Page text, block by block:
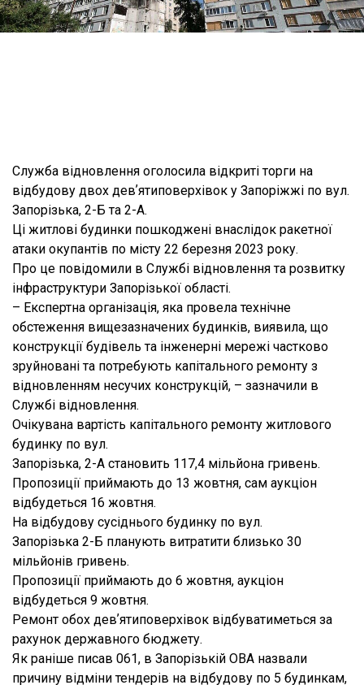
Служба відновлення оголосила відкриті торги на
відбудову двох девʼятиповерхівок у Запоріжжі по вул.
Запорізька, 2-Б та 2-А.
Ці житлові будинки пошкоджені внаслідок ракетної
атаки окупантів по місту 22 березня 2023 року.
Про це повідомили в Службі відновлення та розвитку
інфраструктури Запорізької області.
– Експертна організація, яка провела технічне
обстеження вищезазначених будинків, виявила, що
конструкції будівель та інженерні мережі частково
зруйновані та потребують капітального ремонту з
відновленням несучих конструкцій, – зазначили в
Службі відновлення.
Очікувана вартість капітального ремонту житлового
будинку по вул.
Запорізька, 2-А становить 117,4 мільйона гривень.
Пропозиції приймають до 13 жовтня, сам аукціон
відбудеться 16 жовтня.
На відбудову сусіднього будинку по вул.
Запорізька 2-Б планують витратити близько 30
мільйонів гривень.
Пропозиції приймають до 6 жовтня, аукціон
відбудеться 9 жовтня.
Ремонт обох девʼятиповерхівок відбуватиметься за
рахунок державного бюджету.
Як раніше писав 061, в Запорізькій ОВА назвали
причину відміни тендерів на відбудову по 5 будинкам,